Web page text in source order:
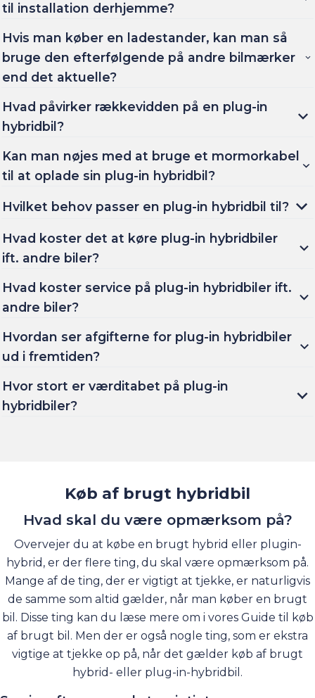
til installation derhjemme?
Hvis man køber en ladestander, kan man så
bruge den efterfølgende på andre bilmærker
end det aktuelle?
Hvad påvirker rækkevidden på en plug-in
hybridbil?
Kan man nøjes med at bruge et mormorkabel
til at oplade sin plug-in hybridbil?
Hvilket behov passer en plug-in hybridbil til?
Hvad koster det at køre plug-in hybridbiler
ift. andre biler?
Hvad koster service på plug-in hybridbiler ift.
andre biler?
Hvordan ser afgifterne for plug-in hybridbiler
ud i fremtiden?
Hvor stort er værditabet på plug-in
hybridbiler?
Køb af brugt hybridbil
Hvad skal du være opmærksom på?
Overvejer du at købe en brugt hybrid eller plugin-
hybrid, er der flere ting, du skal være opmærksom på.
Mange af de ting, der er vigtigt at tjekke, er naturligvis
de samme som altid gælder, når man køber en brugt
bil. Disse ting kan du læse mere om i vores Guide til køb
af brugt bil. Men der er også nogle ting, som er ekstra
vigtige at tjekke op på, når det gælder køb af brugt
hybrid- eller plug-in-hybridbil.